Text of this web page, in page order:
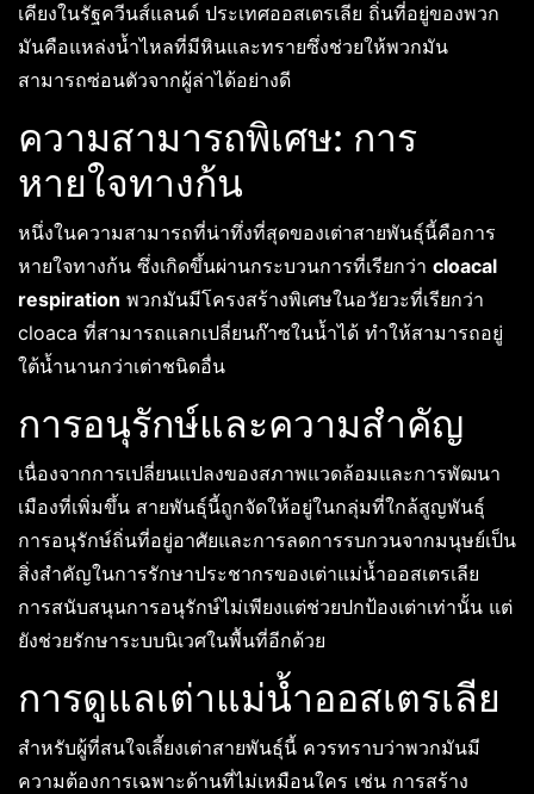
เคียงในรัฐควีนส์แลนด์ ประเทศออสเตรเลีย ถิ่นที่อยู่ของพวก
มันคือแหล่งน้ำไหลที่มีหินและทรายซึ่งช่วยให้พวกมัน
สามารถซ่อนตัวจากผู้ล่าได้อย่างดี
ความสามารถพิเศษ: การ
หายใจทางก้น
หนึ่งในความสามารถที่น่าทึ่งที่สุดของเต่าสายพันธุ์นี้คือการ
หายใจทางก้น ซึ่งเกิดขึ้นผ่านกระบวนการที่เรียกว่า cloacal
respiration พวกมันมีโครงสร้างพิเศษในอวัยวะที่เรียกว่า
cloaca ที่สามารถแลกเปลี่ยนก๊าซในน้ำได้ ทำให้สามารถอยู่
ใต้น้ำนานกว่าเต่าชนิดอื่น
การอนุรักษ์และความสำคัญ
เนื่องจากการเปลี่ยนแปลงของสภาพแวดล้อมและการพัฒนา
เมืองที่เพิ่มขึ้น สายพันธุ์นี้ถูกจัดให้อยู่ในกลุ่มที่ใกล้สูญพันธุ์
การอนุรักษ์ถิ่นที่อยู่อาศัยและการลดการรบกวนจากมนุษย์เป็น
สิ่งสำคัญในการรักษาประชากรของเต่าแม่น้ำออสเตรเลีย
การสนับสนุนการอนุรักษ์ไม่เพียงแต่ช่วยปกป้องเต่าเท่านั้น แต่
ยังช่วยรักษาระบบนิเวศในพื้นที่อีกด้วย
การดูแลเต่าแม่น้ำออสเตรเลีย
สำหรับผู้ที่สนใจเลี้ยงเต่าสายพันธุ์นี้ ควรทราบว่าพวกมันมี
ความต้องการเฉพาะด้านที่ไม่เหมือนใคร เช่น การสร้าง